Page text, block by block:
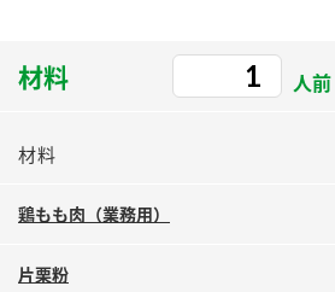
かおりの蔵
納豆のサイト
ミツカンの歴史
水の文化センター（アー
お客様相談センター
お客様の声をいかしました
材料 人前
材料
鶏もも肉（業務用）
片栗粉